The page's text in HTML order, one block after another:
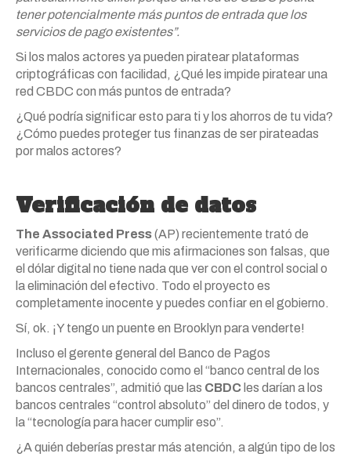
tener potencialmente más puntos de entrada que los
servicios de pago existentes”.
Si los malos actores ya pueden piratear plataformas
criptográficas con facilidad, ¿Qué les impide piratear una
red CBDC con más puntos de entrada?
¿Qué podría significar esto para ti y los ahorros de tu vida?
¿Cómo puedes proteger tus finanzas de ser pirateadas
por malos actores?
Verificación de datos
The Associated Press(AP) recientemente trató de
verificarme diciendo que mis afirmaciones son falsas, que
el dólar digital no tiene nada que ver con el control social o
la eliminación del efectivo. Todo el proyecto es
completamente inocente y puedes confiar en el gobierno.
Sí, ok. ¡Y tengo un puente en Brooklyn para venderte!
Incluso el gerente general del Banco de Pagos
Internacionales, conocido como el “banco central de los
bancos centrales”, admitió que las CBDC les darían a los
bancos centrales “control absoluto” del dinero de todos, y
la “tecnología para hacer cumplir eso”.
¿A quién deberías prestar más atención, a algún tipo de los